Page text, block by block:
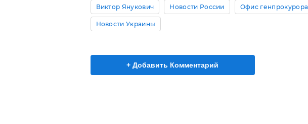
Виктор Янукович Новости России Офис генпрокурора
Новости Украины
+ Добавить Комментарий